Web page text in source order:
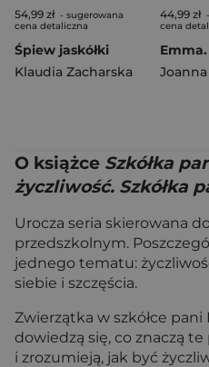
54,99 zł - sugerowana
cena detaliczna
Śpiew jaskółki
Klaudia Zacharska
44,99 zł
cena
Joanna
O książce Szkółka
życzliwość. Szkółka
Urocza seria skierowana
przedszkolnym.
jednego tematu:
siebie i szczęścia.
Zwierzątka w szkółce
dowiedzą się, co znaczą
i zrozumieją, jak być